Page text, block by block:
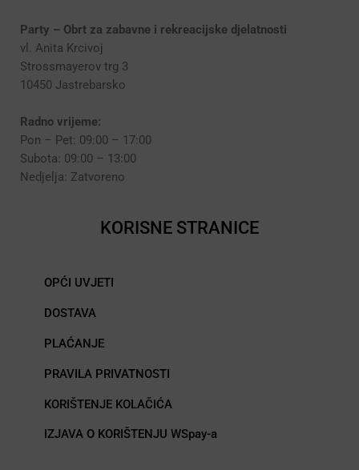
Party – Obrt za zabavne i rekreacijske djelatnosti
vl. Anita Krcivoj
Strossmayerov trg 3
10450 Jastrebarsko
Radno vrijeme:
Pon – Pet: 09:00 – 17:00
Subota: 09:00 – 13:00
Nedjelja: Zatvoreno
KORISNE STRANICE
OPĆI UVJETI
DOSTAVA
PLAĆANJE
PRAVILA PRIVATNOSTI
KORIŠTENJE KOLAČIĆA
IZJAVA O KORIŠTENJU WSpay-a